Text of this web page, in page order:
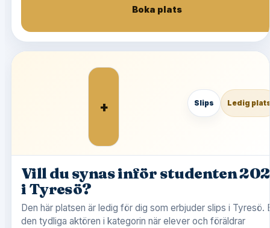
Boka plats
+ Slips Ledig
Vill du synas inför studenten
i Tyresö?
Den här platsen är ledig för dig som erbjuder slips i Tyresö.
den tydliga aktören i kategorin när elever och föräldrar